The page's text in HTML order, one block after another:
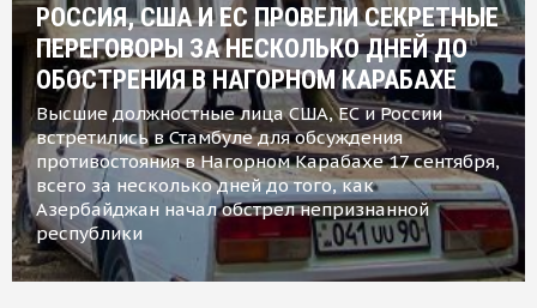
РОССИЯ, США И ЕС ПРОВЕЛИ СЕКРЕТНЫЕ
ПЕРЕГОВОРЫ ЗА НЕСКОЛЬКО ДНЕЙ ДО
ОБОСТРЕНИЯ В НАГОРНОМ КАРАБАХЕ
Высшие должностные лица США, ЕС и России
встретились в Стамбуле для обсуждения
противостояния в Нагорном Карабахе 17 сентября,
всего за несколько дней до того, как
Азербайджан начал обстрел непризнанной
республики